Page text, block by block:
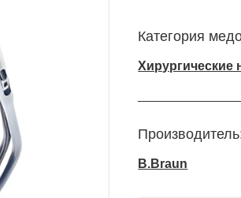
Категория
Хирургические
B.Braun